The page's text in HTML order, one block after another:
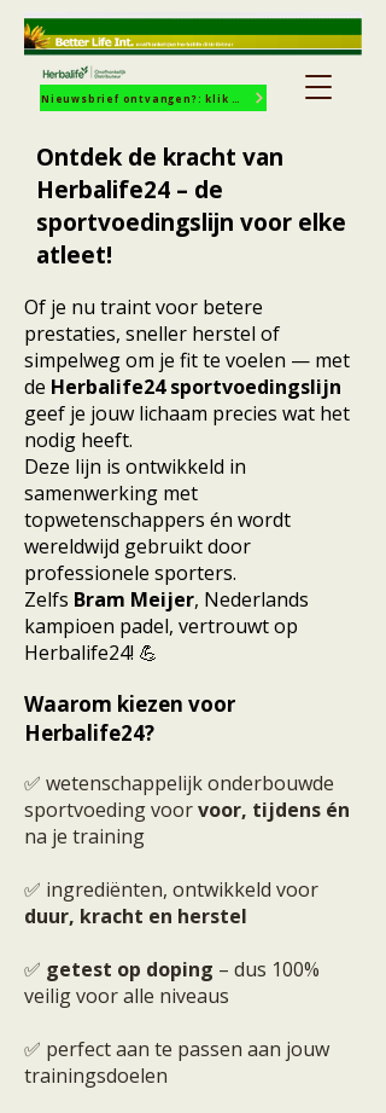
Ontdek de kracht van
Herbalife24 – de
sportvoedingslijn voor elke
atleet!
Of je nu traint voor betere
prestaties, sneller herstel of
simpelweg om je fit te voelen — met
de Herbalife24 sportvoedingslijn
geef je jouw lichaam precies wat het
nodig heeft.
Deze lijn is ontwikkeld in
samenwerking met
topwetenschappers én wordt
wereldwijd gebruikt door
professionele sporters.
Zelfs Bram Meijer, Nederlands
kampioen padel, vertrouwt op
Herbalife24! 💪
Waarom kiezen voor
Herbalife24?
✅ wetenschappelijk onderbouwde
sportvoeding voorvoor, tijdens én
na je training
✅ ingrediënten, ontwikkeld voor
duur, kracht en herstel
✅ getest op doping – dus 100%
veilig voor alle niveaus
✅ perfect aan te passen aan jouw
trainingsdoelen